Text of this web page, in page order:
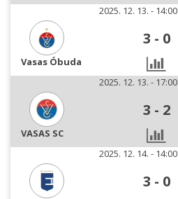
2025. 12. 13. - 14:00
3 - 0
Vasas Óbuda
2025. 12. 13. - 17:00
3 - 2
VASAS SC
2025. 12. 14. - 14:00
3 - 0